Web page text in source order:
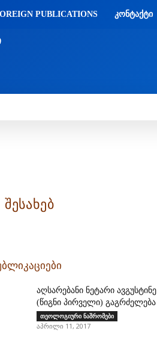
PUBLICATIONS ᲙᲝᲜᲢᲐᲥᲢᲘ
აღსარებანი ნეტარი ავგუსტინე
(წიგნი პირველი) გაგრძელება
თეოლოგიური ნაშრომები
აპრილი 11, 2017